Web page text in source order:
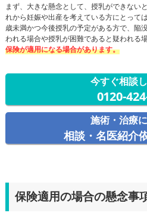
まず、大きな懸念として、授乳ができない
れから妊娠や出産を考えている方にとって
歳未満かつ今後授乳の予定がある方で、陥
われる場合や授乳が困難であると疑われる場
保険が適用になる場合があります。
今すぐ相談
0120-
施術・治療
相談・名医紹介
保険適用の場合の懸念事